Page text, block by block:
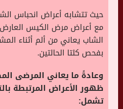
مع أعراض مرض الكيس
الشاب يعاني من ألم أثناء
بفحص كلتا الحالتين.
ظهور الأعراض المرتبطة
تشمل: